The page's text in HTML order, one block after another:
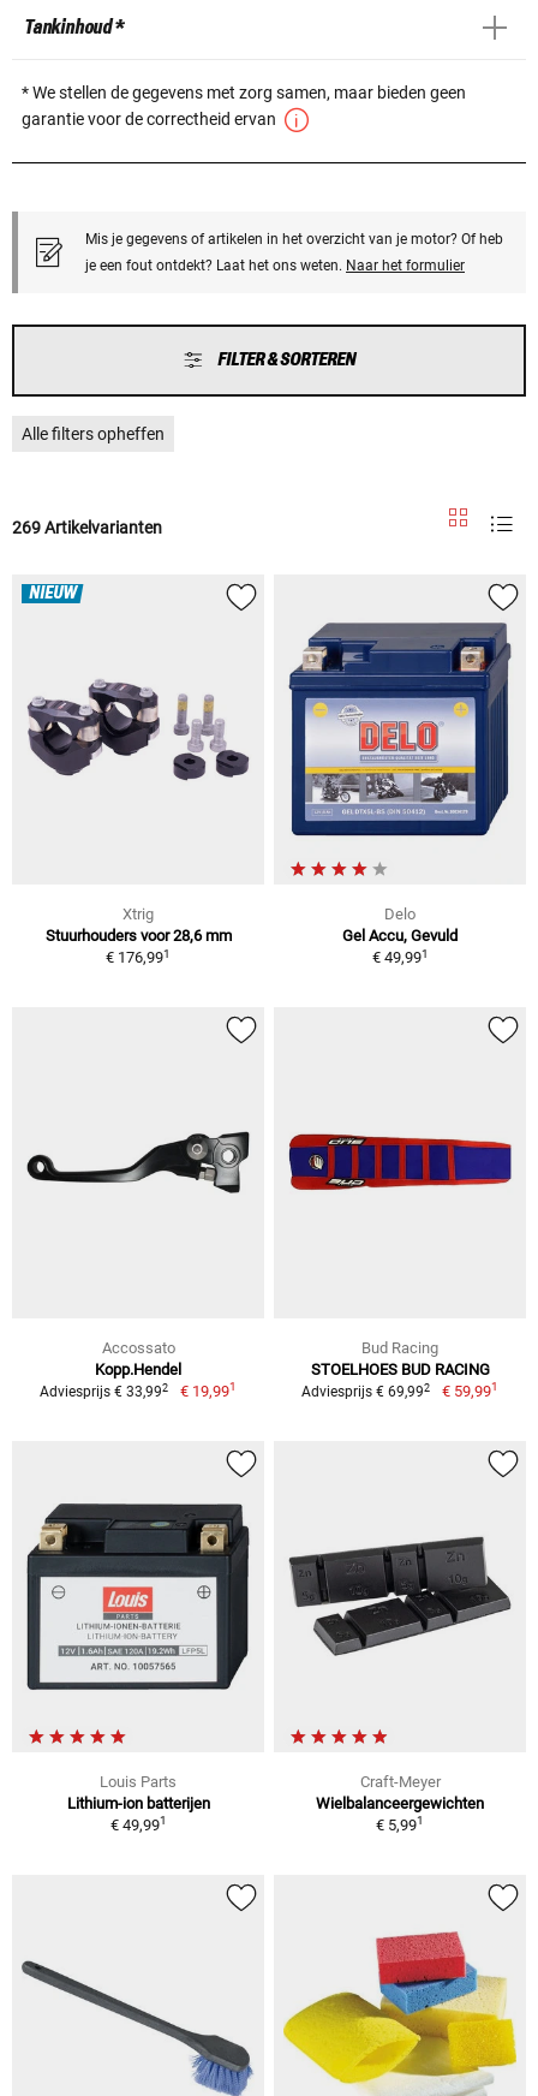
Tankinhoud *
* We stellen de gegevens met zorg samen, maar bieden geen
garantie voor de correctheid ervan
Mis je gegevens of artikelen in het overzicht van je motor? Of heb
je een fout ontdekt? Laat het ons weten. Naar het formulier
FILTER & SORTEREN
Alle filters opheffen
269 Artikelvarianten
NIEUW
Xtrig
Stuurhouders voor 28,6 mm
€ 176,991
Delo
Gel Accu, Gevuld
€ 49,991
Accossato
Kopp.Hendel
Adviesprijs € 33,992 € 19,991
Bud Racing
STOELHOES BUD RACING
Adviesprijs € 69,992 € 59,991
Louis Parts
Lithium-ion batterijen
€ 49,991
Craft-Meyer
Wielbalanceergewichten
€ 5,991